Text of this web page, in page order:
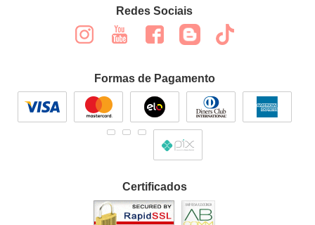
Redes Sociais
Formas de Pagamento
Certificados